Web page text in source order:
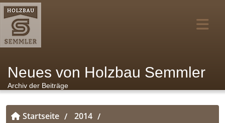
Neues von Holzbau Semmler
Archiv der Beiträge
Startseite / 2014 /